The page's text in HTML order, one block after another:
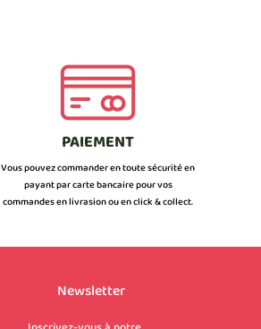
PAIEMENT
Vous pouvez commander en toute sécurité en
payant par carte bancaire pour vos
commandes en livrasion ou en click & collect.
Newsletter